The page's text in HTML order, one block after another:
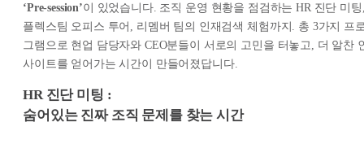
‘Pre-session’이 있었습니다. 조직 운영 현황을 점검하는 HR 진단 미팅
플렉스팀 오피스 투어, 리멤버 팀의 인재검색 체험까지. 총 3가지 프
그램으로 현업 담당자와 CEO분들이 서로의 고민을 터놓고, 더 알찬
사이트를 얻어가는 시간이 만들어졌답니다.
HR 진단 미팅 :
숨어있는 진짜 조직 문제를 찾는 시간